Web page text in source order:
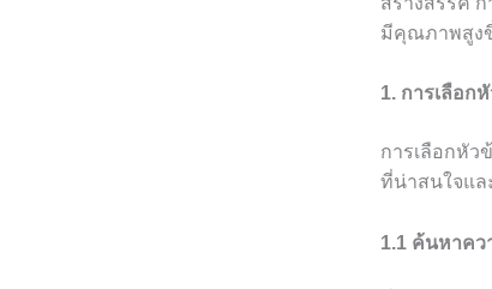
มีคุณภาพสูง
1. การเลือก
การเลือกหัว
ที่น่าสนใจแล
1.1 ค้นหาคว